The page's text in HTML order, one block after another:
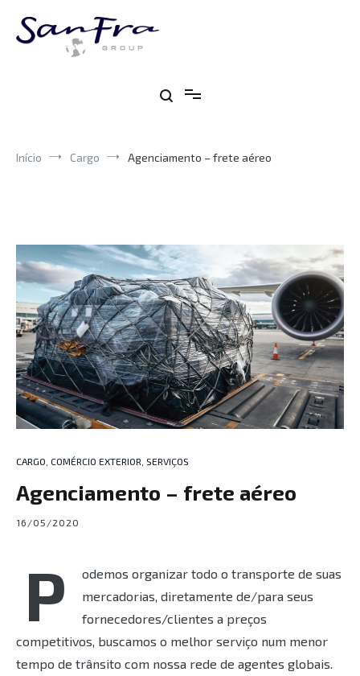
para
Início Cargo Agenciamento – frete aéreo
CARGO COMÉRCIO EXTERIOR SERVIÇOS
Agenciamento – frete aéreo
16/05/2020
P
odemos organizar todo o transporte de suas
mercadorias, diretamente de/para seus
fornecedores/clientes a preços
competitivos, buscamos o melhor serviço num menor
tempo de trânsito com nossa rede de agentes globais.